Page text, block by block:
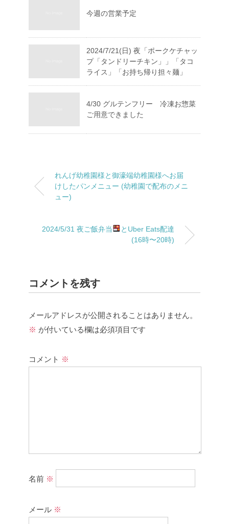
今週の営業予定
2024/7/21(日) 夜「ポークケチャッ
プ「タンドリーチキン」」「タコ
ライス」「お持ち帰り担々麺」
4/30 グルテンフリー 冷凍お惣菜
ご用意できました
れんげ幼稚園様と御濠端幼稚園様へお届
けしたパンメニュー (幼稚園で配布のメニ
ュー)
2024/5/31 夜ご飯弁当
とUber Eats配達
(16時〜20時)
コメントを残す
メールアドレスが公開されることはありません。
※ が付いている欄は必須項目です
コメント ※
名前 ※
メール ※